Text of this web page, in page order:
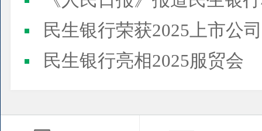
民生银行荣获2025上市公司董事会最佳实践案例、上市公
民生银行亮相2025服贸会